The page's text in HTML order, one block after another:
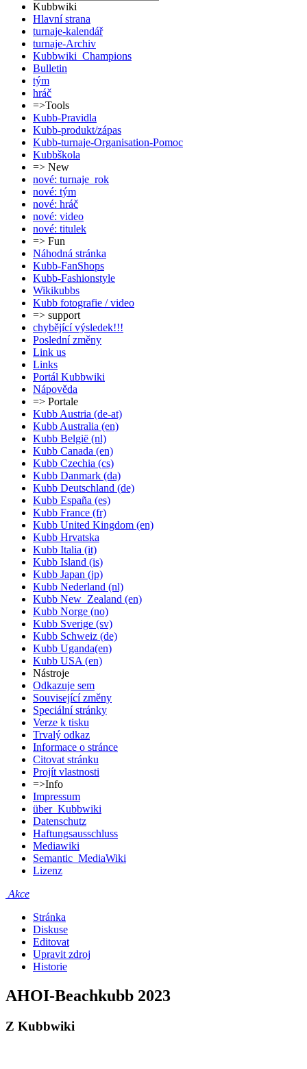
Kubbwiki
Hlavní strana
turnaje-kalendář
turnaje-Archiv
Kubbwiki_Champions
Bulletin
tým
hráč
=>Tools
Kubb-Pravidla
Kubb-produkt/zápas
Kubb-turnaje-Organisation-Pomoc
Kubbškola
=> New
nové: turnaje_rok
nové: tým
nové: hráč
nové: video
nové: titulek
=> Fun
Náhodná stránka
Kubb-FanShops
Kubb-Fashionstyle
Wikikubbs
Kubb fotografie / video
=> support
chybějící výsledek!!!
Poslední změny
Link us
Links
Portál Kubbwiki
Nápověda
=> Portale
Kubb Austria (de-at)
Kubb Australia (en)
Kubb België (nl)
Kubb Canada (en)
Kubb Czechia (cs)
Kubb Danmark (da)
Kubb Deutschland (de)
Kubb España (es)
Kubb France (fr)
Kubb United Kingdom (en)
Kubb Hrvatska
Kubb Italia (it)
Kubb Island (is)
Kubb Japan (jp)
Kubb Nederland (nl)
Kubb New_Zealand (en)
Kubb Norge (no)
Kubb Sverige (sv)
Kubb Schweiz (de)
Kubb Uganda(en)
Kubb USA (en)
Nástroje
Odkazuje sem
Související změny
Speciální stránky
Verze k tisku
Trvalý odkaz
Informace o stránce
Citovat stránku
Projít vlastnosti
=>Info
Impressum
über_Kubbwiki
Datenschutz
Haftungsausschluss
Mediawiki
Semantic_MediaWiki
Lizenz
Akce
Stránka
Diskuse
Editovat
Upravit zdroj
Historie
AHOI-Beachkubb 2023
Z Kubbwiki